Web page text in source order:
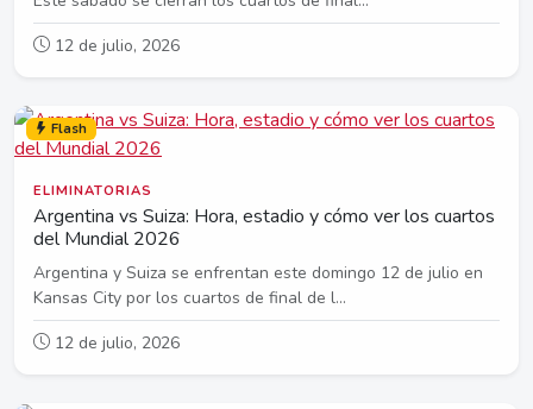
12 de julio, 2026
Flash
ELIMINATORIAS
Argentina vs Suiza: Hora, estadio y cómo ver los cuartos
del Mundial 2026
Argentina y Suiza se enfrentan este domingo 12 de julio en
Kansas City por los cuartos de final de l...
12 de julio, 2026